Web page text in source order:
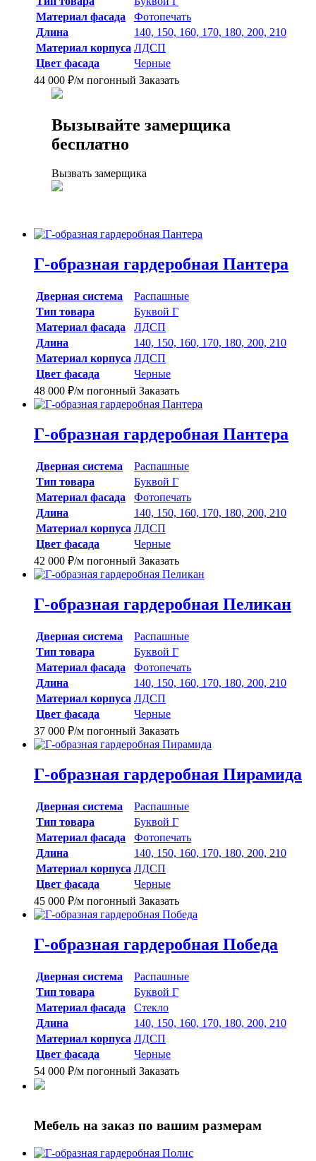
Материал фасада
Фотопечать
Длина
140, 150, 160, 170, 180, 200, 210
Материал корпуса ЛДСП
Цвет фасада
Черные
44 000 ₽/м погонный Заказать
Вызывайте замерщика
бесплатно
Вызвать замерщика
Г-образная гардеробная Пантера
Дверная система
Распашные
Тип товара
Буквой Г
Материал фасада
ЛДСП
Длина
140, 150, 160, 170, 180, 200, 210
Материал корпуса ЛДСП
Цвет фасада
Черные
48 000 ₽/м погонный Заказать
Г-образная гардеробная Пантера
Дверная система
Распашные
Тип товара
Буквой Г
Материал фасада
Фотопечать
Длина
140, 150, 160, 170, 180, 200, 210
Материал корпуса ЛДСП
Цвет фасада
Черные
42 000 ₽/м погонный Заказать
Г-образная гардеробная Пеликан
Дверная система
Распашные
Тип товара
Буквой Г
Материал фасада
Фотопечать
Длина
140, 150, 160, 170, 180, 200, 210
Материал корпуса ЛДСП
Цвет фасада
Черные
37 000 ₽/м погонный Заказать
Г-образная гардеробная Пирамида
Дверная система
Распашные
Тип товара
Буквой Г
Материал фасада
Фотопечать
Длина
140, 150, 160, 170, 180, 200, 210
Материал корпуса ЛДСП
Цвет фасада
Черные
45 000 ₽/м погонный Заказать
Г-образная гардеробная Победа
Дверная система
Распашные
Тип товара
Буквой Г
Материал фасада
Стекло
Длина
140, 150, 160, 170, 180, 200, 210
Материал корпуса ЛДСП
Цвет фасада
Черные
54 000 ₽/м погонный Заказать
Мебель на заказ по вашим размерам